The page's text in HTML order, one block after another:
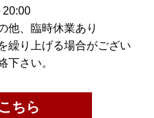
20:00
他、臨時休業あり
繰り上げる場合がござい
下さい。
ちら